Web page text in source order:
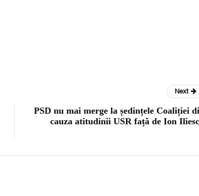
Next
PSD nu mai merge la ședințele Coaliției
cauza atitudinii USR față de Ion